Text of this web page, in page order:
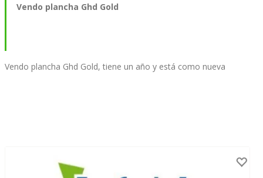
Vendo plancha Ghd Gold
Vendo plancha Ghd Gold, tiene un año y está como nueva